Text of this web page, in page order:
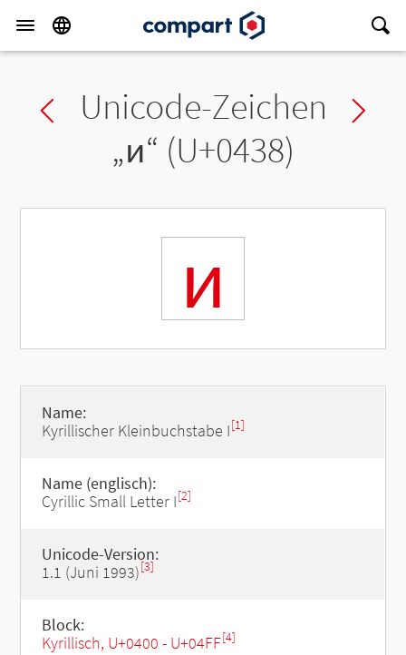
Previous char
Unicode-Zeichen
„и“ (U+0438)
и
Name:
Kyrillischer Kleinbuchstabe I[1]
Name (englisch):
Cyrillic Small Letter I[2]
Unicode-Version:
1.1 (Juni 1993)[3]
Block:
Kyrillisch, U+0400 - U+04FF[4]